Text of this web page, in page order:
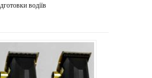
водіїв